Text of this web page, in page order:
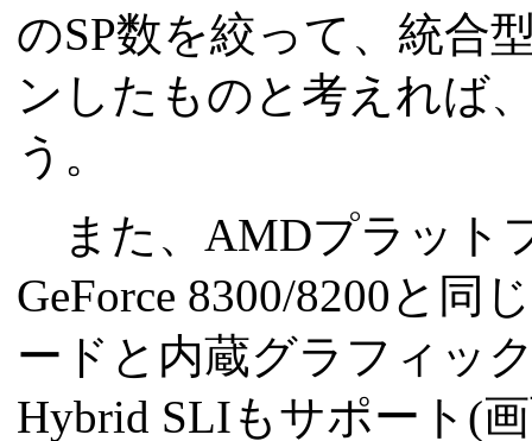
のSP数を絞って、統合
ンしたものと考えれば
う。
また、AMDプラット
GeForce 8300/8200と同
ードと内蔵グラフィッ
Hybrid SLIもサポート(